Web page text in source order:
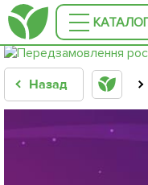
Назад